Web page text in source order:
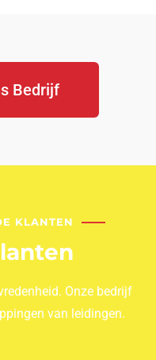
Bedrijf
KLANTEN
Onze bedrijf
van leidingen.